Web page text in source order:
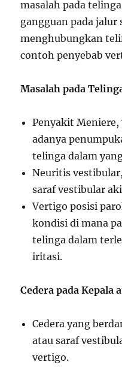
masalah pada
gangguan pada jalur
menghubungkan
contoh penyebab
Masalah pada
Penyakit
adanya
telinga dalam
Neuritis
saraf vestibular
Vertigo posisi
kondisi di mana
telinga dalam
iritasi.
Cedera pada Kepala
Cedera yang
atau saraf
vertigo.